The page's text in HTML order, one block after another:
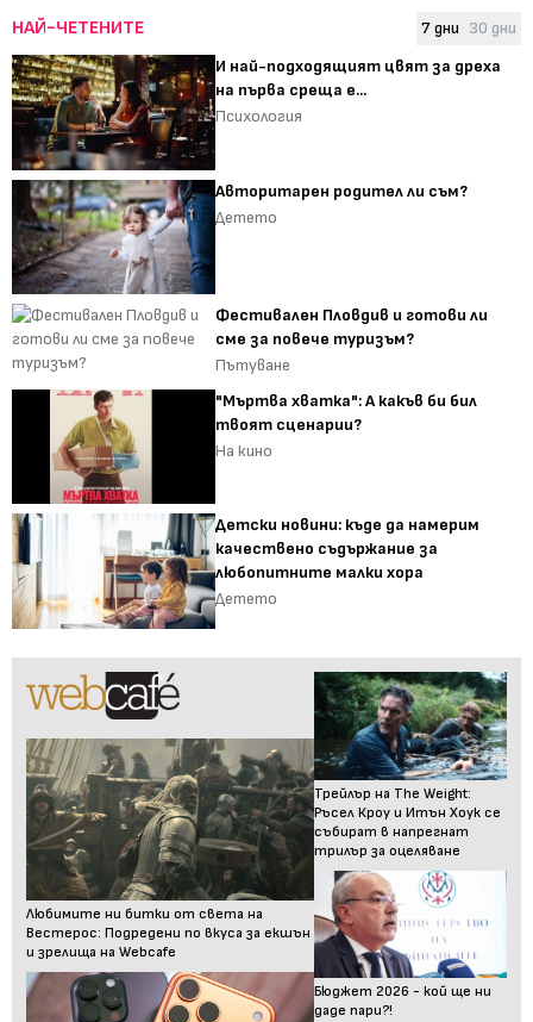
НАЙ-ЧЕТЕНИТЕ 7 дни 30 дни
И най-подходящият цвят за дреха
на първа среща е...
Психология
Авторитарен родител ли съм?
Детето
Фестивален Пловдив и готови ли
сме за повече туризъм?
Пътуване
"Мъртва хватка": А какъв би бил
твоят сценарии?
На кино
Детски новини: къде да намерим
качествено съдържание за
любопитните малки хора
Детето
Любимите ни битки от света на
Вестерос: Подредени по вкуса за екшън
и зрелища на Webcafe
Трейлър на The Weight:
Ръсел Кроу и Итън Хоук се
събират в напрегнат
трилър за оцеляване
Бюджет 2026 - кой ще ни
даде пари?!